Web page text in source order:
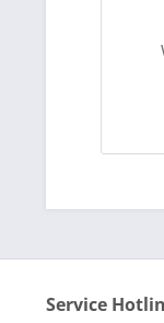
Service